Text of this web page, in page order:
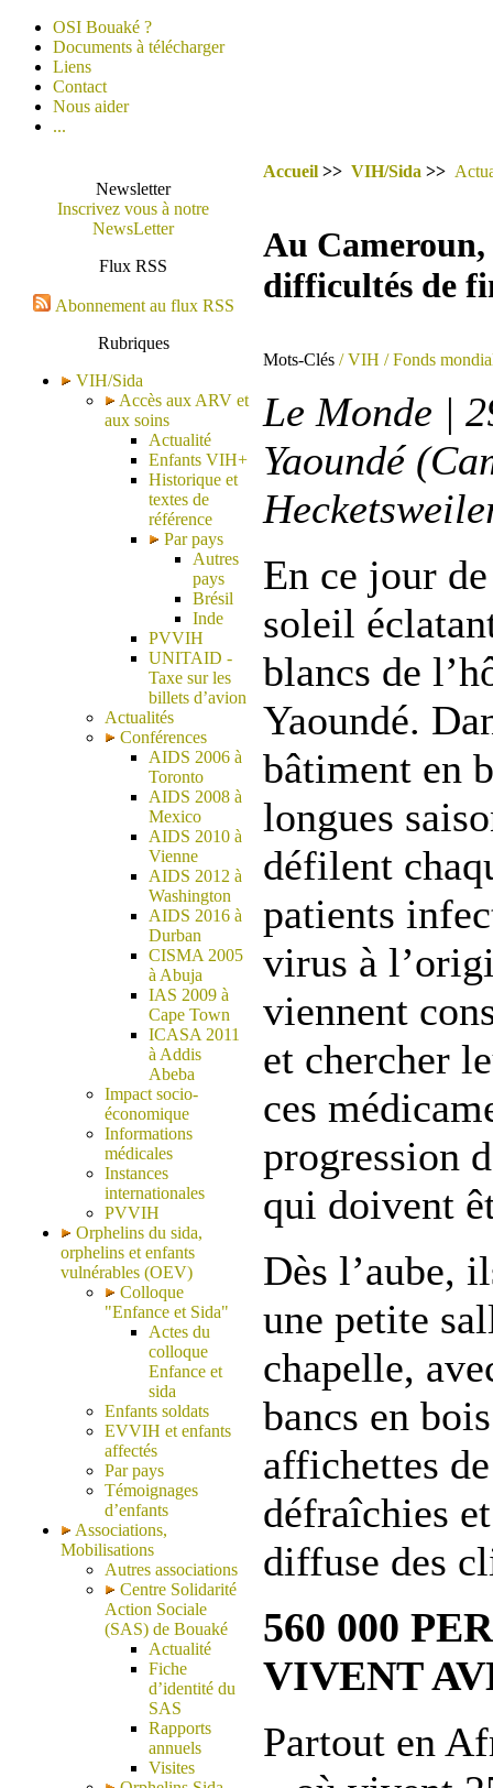
OSI Bouaké ?
Documents à télécharger
Liens
Contact
Nous aider
...
Newsletter
Inscrivez vous à notre
NewsLetter
Flux RSS
Abonnement au flux RSS
Rubriques
VIH/Sida
Accès aux ARV et
aux soins
Actualité
Enfants VIH+
Historique et
textes de
référence
Par pays
Autres
pays
Brésil
Inde
PVVIH
UNITAID -
Taxe sur les
billets d’avion
Actualités
Conférences
AIDS 2006 à
Toronto
AIDS 2008 à
Mexico
AIDS 2010 à
Vienne
AIDS 2012 à
Washington
AIDS 2016 à
Durban
CISMA 2005
à Abuja
IAS 2009 à
Cape Town
ICASA 2011
à Addis
Abeba
Impact socio-
économique
Informations
médicales
Instances
internationales
PVVIH
Orphelins du sida,
orphelins et enfants
vulnérables (OEV)
Colloque
"Enfance et Sida"
Actes du
colloque
Enfance et
sida
Enfants soldats
EVVIH et enfants
affectés
Par pays
Témoignages
d’enfants
Associations,
Mobilisations
Autres associations
Centre Solidarité
Action Sociale
(SAS) de Bouaké
Actualité
Fiche
d’identité du
SAS
Rapports
annuels
Visites
Accueil >> VIH/Sida >>
Au
difficultés de
Mots-Clés / VIH / Fonds
Le Monde |
Yaoundé
En ce jour
soleil
blancs de
Yaoundé.
bâtiment en
longues
défilent
patients
virus à
viennent
et chercher
ces
progression
qui doivent
Dès l’aube,
une petite
chapelle,
bancs en
affichettes
défraîchies
diffuse des
560 000
VIVENT
Partout en